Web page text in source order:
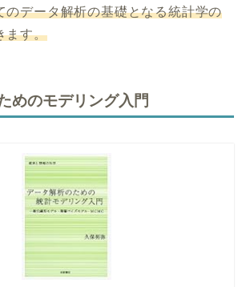
のデータ解析の基礎となる統計学の
ます。
めのモデリング入門